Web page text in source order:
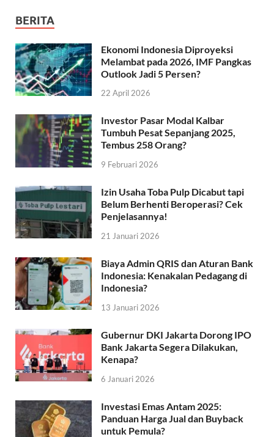
BERITA
Ekonomi Indonesia Diproyeksi
Melambat pada 2026, IMF Pangkas
Outlook Jadi 5 Persen?
22 April 2026
Investor Pasar Modal Kalbar
Tumbuh Pesat Sepanjang 2025,
Tembus 258 Orang?
9 Februari 2026
Izin Usaha Toba Pulp Dicabut tapi
Belum Berhenti Beroperasi? Cek
Penjelasannya!
21 Januari 2026
Biaya Admin QRIS dan Aturan Bank
Indonesia: Kenakalan Pedagang di
Indonesia?
13 Januari 2026
Gubernur DKI Jakarta Dorong IPO
Bank Jakarta Segera Dilakukan,
Kenapa?
6 Januari 2026
Investasi Emas Antam 2025:
Panduan Harga Jual dan Buyback
untuk Pemula?